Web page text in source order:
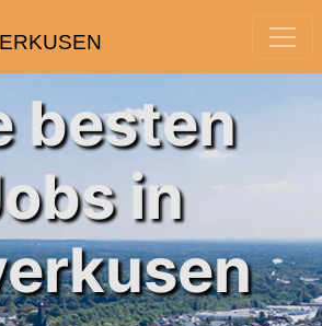
besten
in